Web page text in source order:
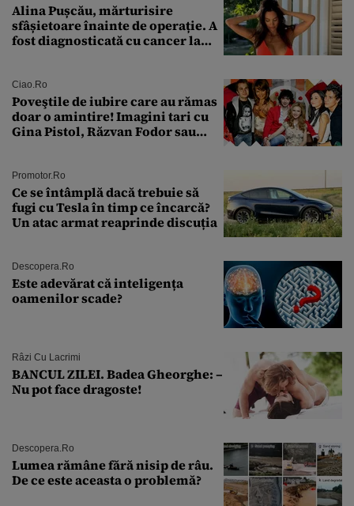
Alina Pușcău, mărturisire
sfâșietoare înainte de operație. A
fost diagnosticată cu cancer la
îmi salvez viața”
Ciao.ro
Poveştile de iubire care au rămas
doar o amintire! Imagini tari cu
Gina Pistol, Răzvan Fodor sau
Promotor.ro
Ce se întâmplă dacă trebuie să
fugi cu Tesla în timp ce încarcă?
Un atac armat reaprinde discuția
Descopera.ro
Este adevărat că inteligența
oamenilor scade?
Râzi Cu Lacrimi
BANCUL ZILEI. Badea Gheorghe: –
Nu pot face dragoste!
Descopera.ro
Lumea rămâne fără nisip de râu.
De ce este aceasta o problemă?